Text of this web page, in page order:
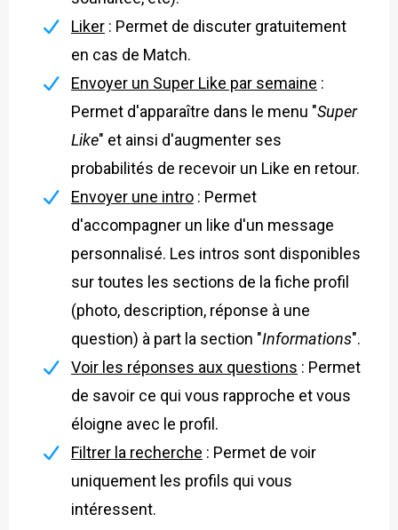
Liker : Permet de discuter gratuitement
en cas de Match.
Envoyer un Super Like par semaine :
Permet d'apparaître dans le menu "Super
Like" et ainsi d'augmenter ses
probabilités de recevoir un Like en retour.
Envoyer une intro : Permet
d'accompagner un like d'un message
personnalisé. Les intros sont disponibles
sur toutes les sections de la fiche profil
(photo, description, réponse à une
question) à part la section "Informations".
Voir les réponses aux questions : Permet
de savoir ce qui vous rapproche et vous
éloigne avec le profil.
Filtrer la recherche : Permet de voir
uniquement les profils qui vous
intéressent.